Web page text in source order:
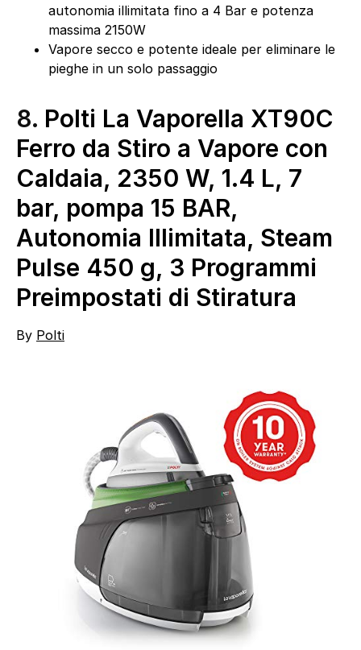
autonomia illimitata fino a 4 Bar e potenza
massima 2150W
Vapore secco e potente ideale per eliminare le
pieghe in un solo passaggio
8. Polti La Vaporella XT90C
Ferro da Stiro a Vapore con
Caldaia, 2350 W, 1.4 L, 7
bar, pompa 15 BAR,
Autonomia Illimitata, Steam
Pulse 450 g, 3 Programmi
Preimpostati di Stiratura
By Polti